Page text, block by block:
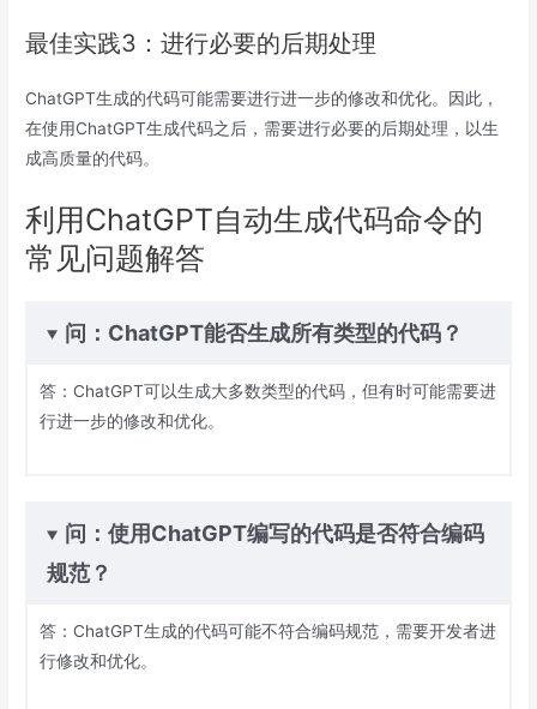
最佳实践3：进行必要的后期处理
ChatGPT生成的代码可能需要进行进一步的修改和优化。因此，
在使用ChatGPT生成代码之后，需要进行必要的后期处理，以生
成高质量的代码。
利用ChatGPT自动生成代码命令的
常见问题解答
问：ChatGPT能否生成所有类型的代码？
答：ChatGPT可以生成大多数类型的代码，但有时可能需要进
行进一步的修改和优化。
问：使用ChatGPT编写的代码是否符合编码
规范？
答：ChatGPT生成的代码可能不符合编码规范，需要开发者进
行修改和优化。